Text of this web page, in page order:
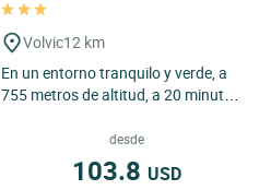
Volvic12 km
En un entorno tranquilo y verde, a
755 metros de altitud, a 20 minutos
Dôme y a 15 minutos...
desde
103.8 USD